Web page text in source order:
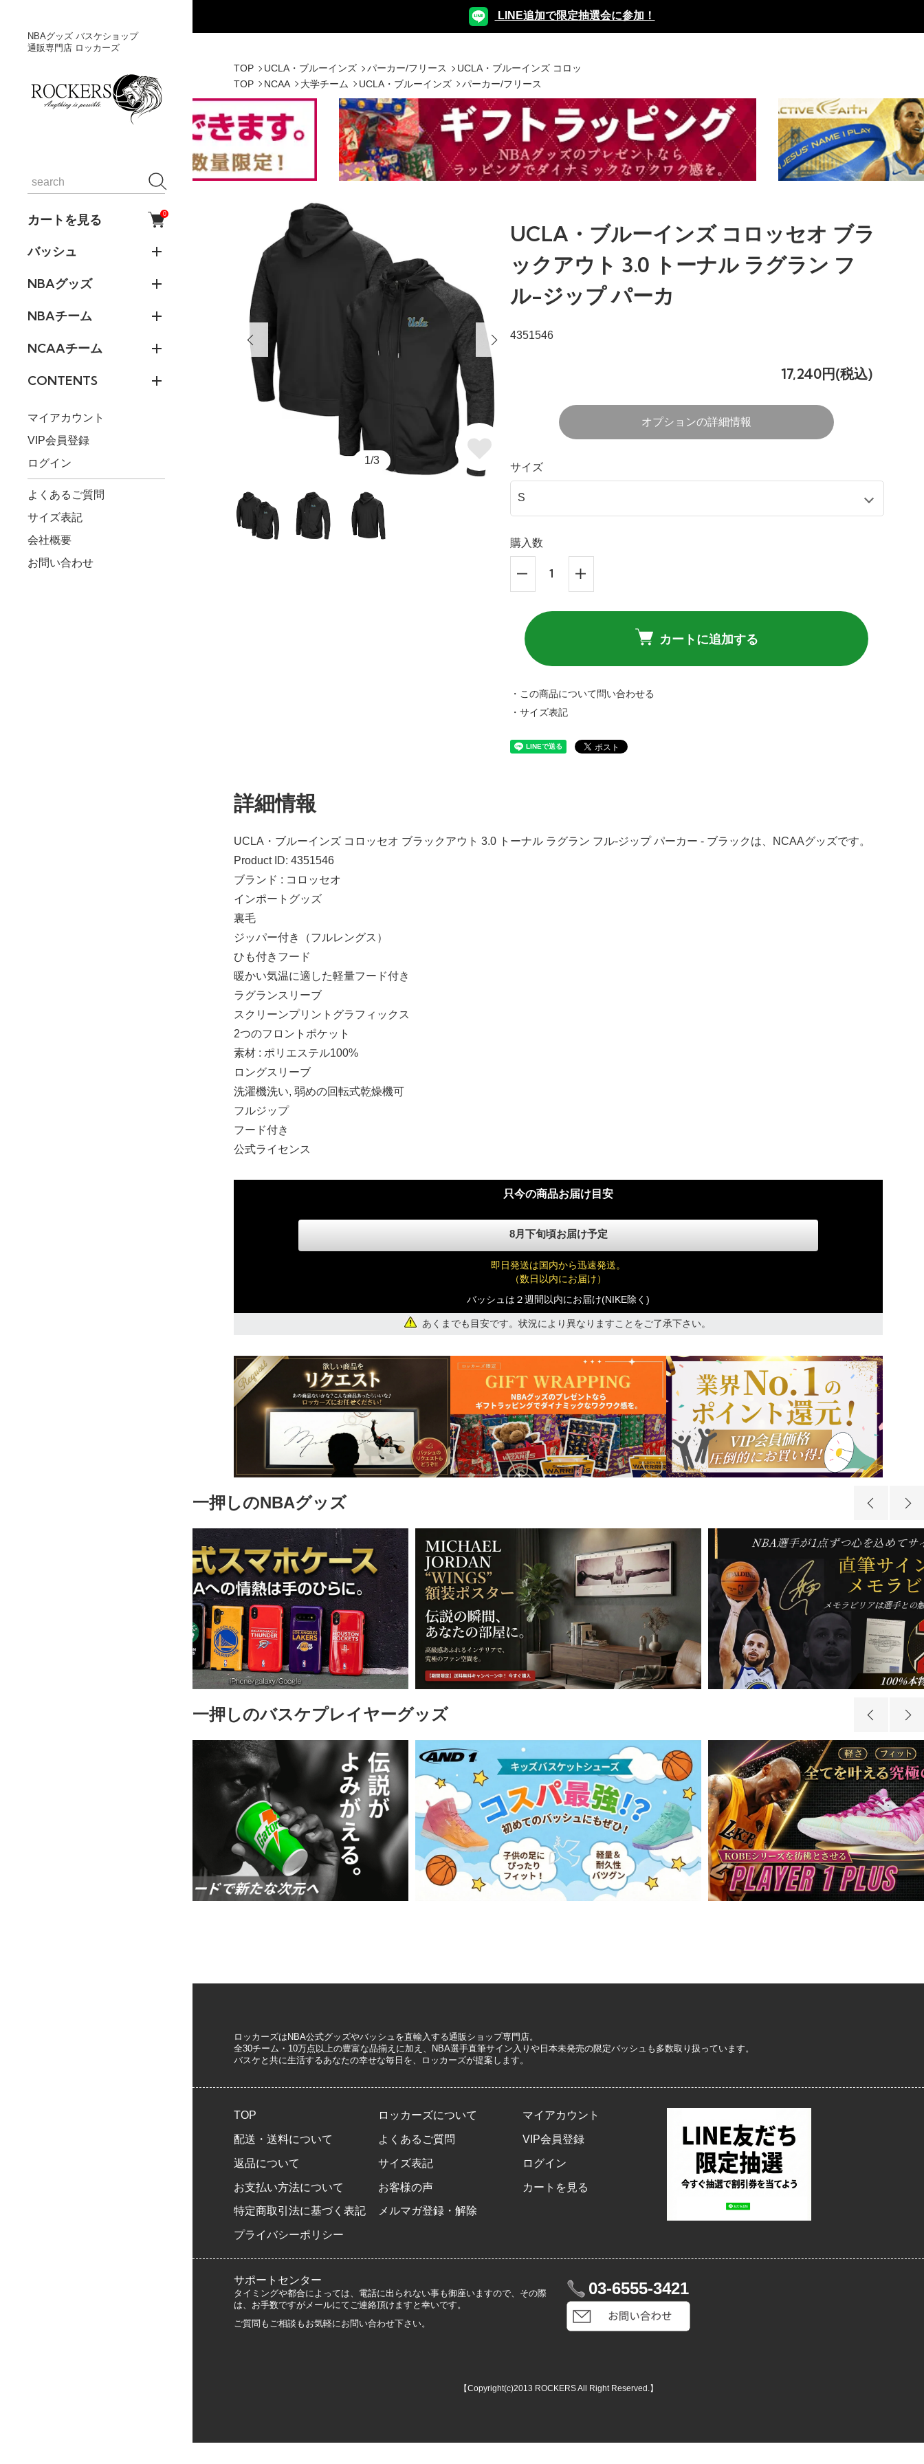
NBAグッズ バスケショップ
通販専門店 ロッカーズ
カートを見る 0
バッシュ
NBAグッズ
NBAチーム
NCAAチーム
CONTENTS
マイアカウント
VIP会員登録
ログイン
よくあるご質問
サイズ表記
会社概要
お問い合わせ
LINE追加で限定抽選会に参加！
TOP UCLA・ブルーインズ パーカー/フリース
UCLA・ブルーインズ コロッ
TOP
NCAA 大学チーム UCLA・ブルーインズ パーカー/フリース
1/3
UCLA・ブルーインズ コロッセオ ブラ
ックアウト 3.0 トーナル ラグラン フ
ル-ジップ パーカ
4351546
17,240円(税込)
オプションの詳細情報
サイズ
購入数
カートに追加する
・この商品について問い合わせる
・サイズ表記
詳細情報
UCLA・ブルーインズ コロッセオ ブラックアウト 3.0 トーナル ラグラン フル-ジップ パーカー - ブラックは、NCAAグッズです。
Product ID: 4351546
ブランド : コロッセオ
インポートグッズ
裏毛
ジッパー付き（フルレングス）
ひも付きフード
暖かい気温に適した軽量フード付き
ラグランスリーブ
スクリーンプリントグラフィックス
2つのフロントポケット
素材 : ポリエステル100%
ロングスリーブ
洗濯機洗い, 弱めの回転式乾燥機可
フルジップ
フード付き
公式ライセンス
只今の商品お届け目安
8月下旬頃お届け予定
即日発送は国内から迅速発送。
（数日以内にお届け）
バッシュは２週間以内にお届け(NIKE除く)
あくまでも目安です。状況により異なりますことをご了承下さい。
一押しのNBAグッズ
一押しのバスケプレイヤーグッズ
17,240円(税込)
17,240円(税込)
17,240円(税込)
ロッカーズはNBA公式グッズやバッシュを直輸入する通販ショップ専門店。
全30チーム・10万点以上の豊富な品揃えに加え、NBA選手直筆サイン入りや日本未発売の限定バッシュも多数取り扱っています。
バスケと共に生活するあなたの幸せな毎日を、ロッカーズが提案します。
TOP
配送・送料について
返品について
お支払い方法について
特定商取引法に基づく表記
プライバシーポリシー
ロッカーズについて
よくあるご質問
サイズ表記
お客様の声
メルマガ登録・解除
マイアカウント
VIP会員登録
ログイン
カートを見る
サポートセンター
タイミングや都合によっては、電話に出られない事も御座いますので、その際
は、お手数ですがメールにてご連絡頂けますと幸いです。
ご質問もご相談もお気軽にお問い合わせ下さい。
03-6555-3421
【Copyright(c)2013 ROCKERS All Right Reserved.】